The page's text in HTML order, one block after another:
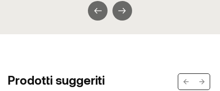
Prodotti suggeriti Previous
Next